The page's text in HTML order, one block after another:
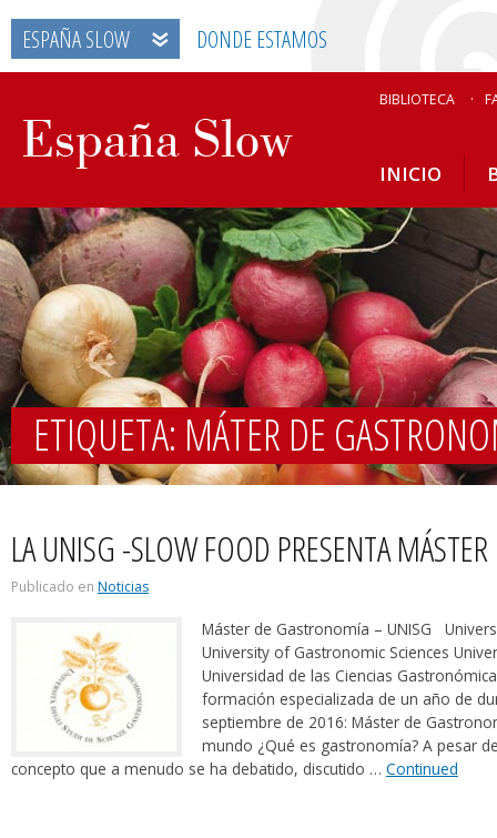
ESPAÑA SLOW DONDE ESTAMOS
BIBLIOTECA
INICIO
ETIQUETA: MÁTER DE
LA UNISG -SLOW FOOD PRESENTA
Publicado en Noticias
Máster de Gastronomía – UNISG
University of Gastronomic Sciences
Universidad de las Ciencias
formación especializada de un año de
septiembre de 2016: Máster de
mundo ¿Qué es gastronomía? A pesar
concepto que a menudo se ha debatido, discutido … Continued